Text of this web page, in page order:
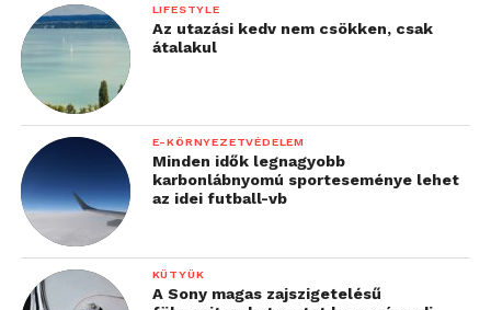
LIFESTYLE
Az utazási kedv nem csökken, csak
átalakul
E-KÖRNYEZETVÉDELEM
Minden idők legnagyobb
karbonlábnyomú sporteseménye lehet
az idei futball-vb
KÜTYÜK
A Sony magas zajszigetelésű